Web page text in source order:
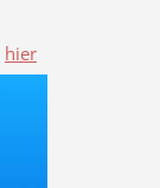
hier